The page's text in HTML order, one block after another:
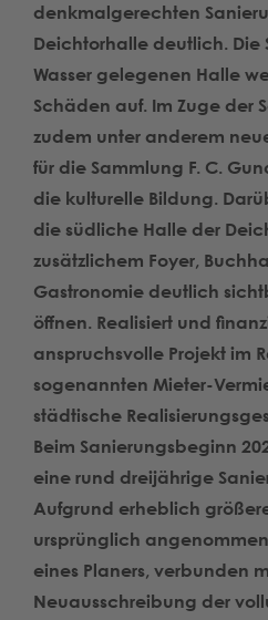
denkmalgerechten
Deichtorhalle deutlich. Die
Wasser gelegenen Halle
Schäden auf. Im Zuge der
zudem unter anderem
für die Sammlung F. C.
die kulturelle Bildung.
die südliche Halle der
zusätzlichem Foyer,
Gastronomie deutlich
öffnen. Realisiert und
anspruchsvolle Projekt im
sogenannten Mieter-
städtische
Beim Sanierungsbeginn
eine rund dreijährige
Aufgrund erheblich
ursprünglich
eines Planers, verbunden
Neuausschreibung der